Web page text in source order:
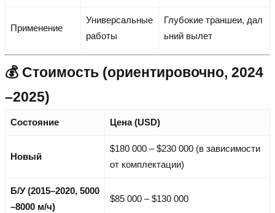
Применение
Универсальные
работы
Глубокие траншеи, дал
ьний вылет
💰 Стоимость (ориентировочно, 2024
–2025)
Состояние Цена (USD)
Новый
$180 000 – $230 000 (в зависимости
от комплектации)
Б/У (2015–2020, 5000
–8000 м/ч)
$85 000 – $130 000